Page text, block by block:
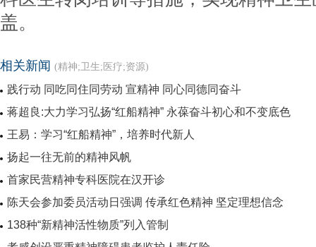
盖。
相关新闻 (精神;卫生;医疗;资源)
践行动 同吃同住同劳动 宣精神 同心同德同奋斗
蒋超良:大力学习弘扬“红船精神” 永葆奋斗初心和不变底色
王易：学习“红船精神”，培养时代新人
扬起一往无前的精神风帆
首家民营精神专科医院在汉开诊
陈天会参加委员活动日强调 传承红色精神 坚定理想信念
138种“新精神活性物质”列入管制